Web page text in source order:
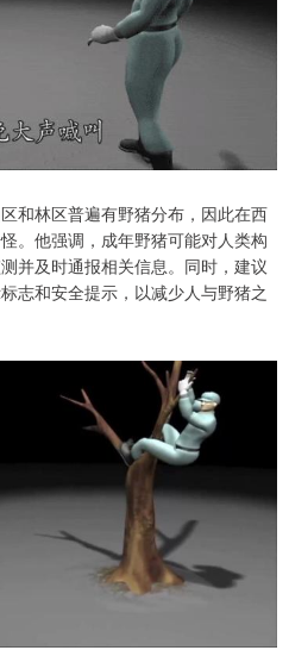
和林区普遍有野猪分布，因此在西
。他强调，成年野猪可能对人类构
并及时通报相关信息。同时，建议
志和安全提示，以减少人与野猪之